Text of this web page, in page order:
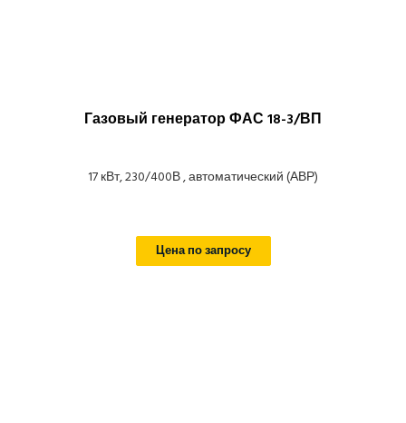
Газовый генератор ФАС 18-3/ВП
17 кВт, 230/400В , автоматический (АВР)
Цена по запросу